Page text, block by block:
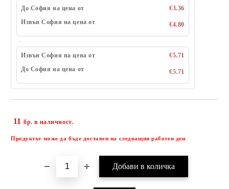
До София на цена от
€3.36
Извън София на цена от
€4.80
Извън София на цена от
€5.71
До София на цена от
€5.71
11 бр. в наличност.
Продуктът може да бъде доставен на следващия работен ден